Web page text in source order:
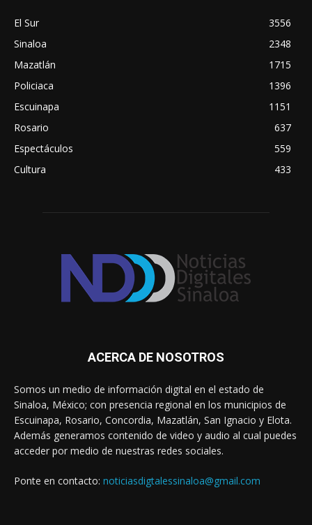
El Sur
3556
Sinaloa
2348
Mazatlán
1715
Policiaca
1396
Escuinapa
1151
Rosario
637
Espectáculos
559
Cultura
433
ACERCA DE NOSOTROS
Somos un medio de información digital en el estado de
Sinaloa, México; con presencia regional en los municipios de
Escuinapa, Rosario, Concordia, Mazatlán, San Ignacio y Elota.
Además generamos contenido de video y audio al cual puedes
acceder por medio de nuestras redes sociales.
Ponte en contacto: noticiasdigtalessinaloa@gmail.com